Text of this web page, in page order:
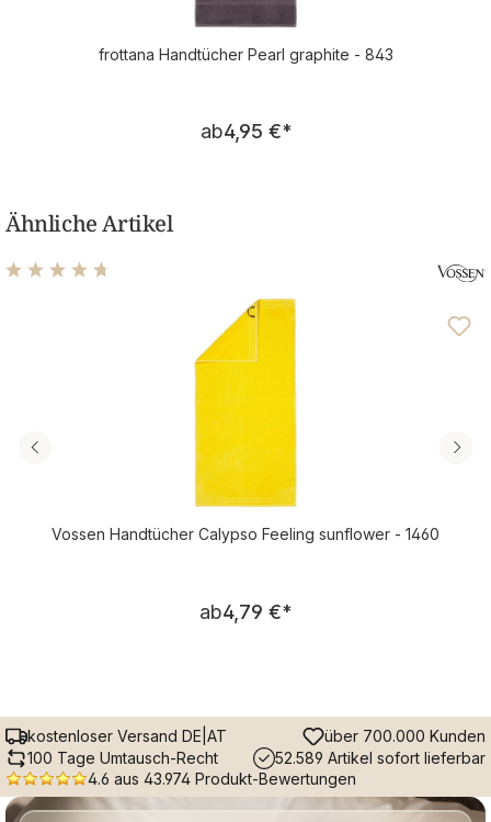
frottana Handtücher Pearl graphite - 843
Regulärer Preis:
ab4,95 €*
Ähnliche Artikel
Durchschnittliche Bewertung von 4.69 von 5 Sternen
Vossen Handtücher Calypso Feeling sunflower - 1460
Regulärer Preis:
ab4,79 €*
kostenloser Versand DE|AT
über 700.000 Kunden
100 Tage Umtausch-Recht
52.589 Artikel sofort lieferbar
4.6 aus 43.974 Produkt-Bewertungen